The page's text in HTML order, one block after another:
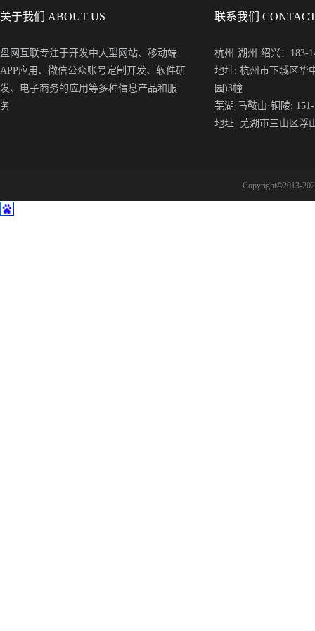
关于我们 ABOUT US
盘网互联专注于开发中大型网站、移动端
APP应用、微信公众账号定制开发、软件研
发、电子商务的应用等多种信息产品和服
务
联系我们
杭州·湖州·绍兴：183-
地址: 杭州市下城区华
园)3幢
芜湖·马鞍山·铜陵:
地址: 芜湖市三山区浮
Copyright©2013-